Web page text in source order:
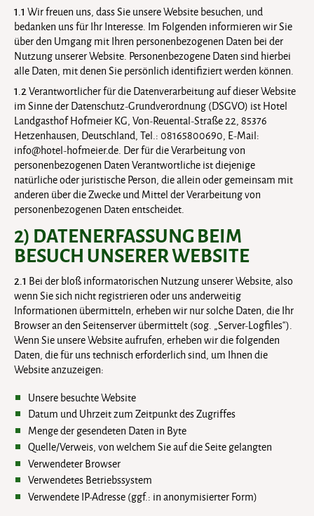
1.1 Wir freuen uns, dass Sie unsere Website besuchen, und
bedanken uns für Ihr Interesse. Im Folgenden informieren wir Sie
über den Umgang mit Ihren personenbezogenen Daten bei der
Nutzung unserer Website. Personenbezogene Daten sind hierbei
alle Daten, mit denen Sie persönlich identifiziert werden können.
1.2 Verantwortlicher für die Datenverarbeitung auf dieser Website
im Sinne der Datenschutz-Grundverordnung (DSGVO) ist Hotel
Landgasthof Hofmeier KG, Von-Reuental-Straße 22, 85376
Hetzenhausen, Deutschland, Tel.: 08165800690, E-Mail:
info@hotel-hofmeier.de. Der für die Verarbeitung von
personenbezogenen Daten Verantwortliche ist diejenige
natürliche oder juristische Person, die allein oder gemeinsam mit
anderen über die Zwecke und Mittel der Verarbeitung von
personenbezogenen Daten entscheidet.
2) DATENERFASSUNG BEIM
BESUCH UNSERER WEBSITE
2.1 Bei der bloß informatorischen Nutzung unserer Website, also
wenn Sie sich nicht registrieren oder uns anderweitig
Informationen übermitteln, erheben wir nur solche Daten, die Ihr
Browser an den Seitenserver übermittelt (sog. „Server-Logfiles“).
Wenn Sie unsere Website aufrufen, erheben wir die folgenden
Daten, die für uns technisch erforderlich sind, um Ihnen die
Website anzuzeigen:
Unsere besuchte Website
Datum und Uhrzeit zum Zeitpunkt des Zugriffes
Menge der gesendeten Daten in Byte
Quelle/Verweis, von welchem Sie auf die Seite gelangten
Verwendeter Browser
Verwendetes Betriebssystem
Verwendete IP-Adresse (ggf.: in anonymisierter Form)